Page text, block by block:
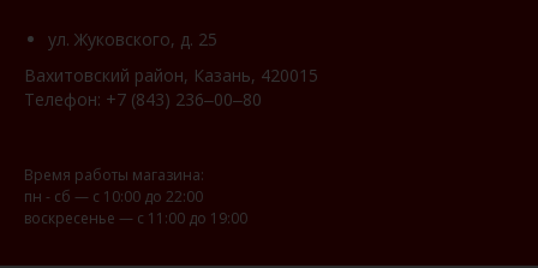
ул. Жуковского, д. 25
Вахитовский район, Казань, 420015
Телефон: +7 (843) 236‒00‒80
Время работы магазина:
пн - сб — с 10:00 до 22:00
воскресенье — с 11:00 до 19:00